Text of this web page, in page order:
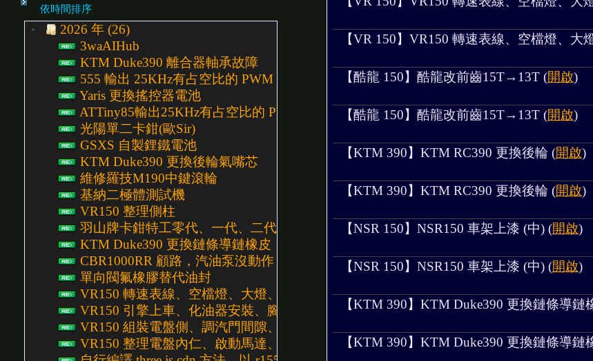
依時間排序
2026 年 (26)
3waAIHub
KTM Duke390 離合器軸承故障
555 輸出 25KHz有占空比的 PWM 控制四線式風扇
Yaris 更換搖控器電池
ATTiny85輸出25KHz有占空比的 PWM 控制四線式風扇
光陽單二卡鉗(歐Sir)
GSXS 自製鋰鐵電池
KTM Duke390 更換後輪氣嘴芯
維修羅技M190中鍵滾輪
基納二極體測試機
VR150 整理側柱
羽山牌卡鉗特工零代、一代、二代、三代
KTM Duke390 更換鏈條導鏈橡皮
CBR1000RR 顧路，汽油泵沒動作
單向閥氟橡膠替代油封
VR150 轉速表線、空檔燈、大燈、側殼、下護板-Part End
VR150 引擎上車、化油器安裝、腳踏、前齒、發動 - Part8
VR150 組裝電盤側、調汽門間隙、安裝啟動馬達、整理下護板 - Part7
VR150 整理電盤內仁、啟動馬達、電盤線組 - Part6
【VR 150】VR150 轉速表線、空檔燈、大
【酷龍 150】酷龍改前齒15T→13T (開啟)
【酷龍 150】酷龍改前齒15T→13T (開啟)
【KTM 390】KTM RC390 更換後輪 (開啟)
【KTM 390】KTM RC390 更換後輪 (開啟)
【NSR 150】NSR150 車架上漆 (中) (開啟)
【NSR 150】NSR150 車架上漆 (中) (開啟)
【KTM 390】KTM Duke390 更換鏈條導鏈
【KTM 390】KTM Duke390 更換鏈條導鏈